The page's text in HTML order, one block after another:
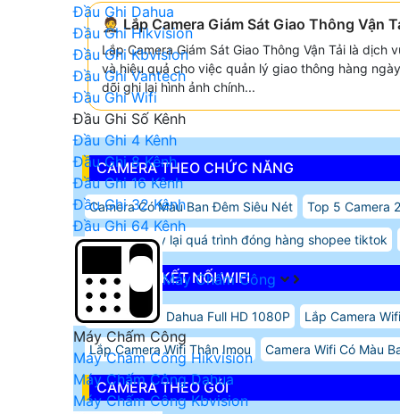
Đầu Ghi Dahua
Đầu Ghi Hikvision
Đầu Ghi Kbvision
Đầu Ghi Vantech
Đầu Ghi Wifi
Đầu Ghi Số Kênh
Đầu Ghi 4 Kênh
Đầu Ghi 8 Kênh
Đầu Ghi 16 Kênh
Đầu Ghi 32 Kênh
Đầu Ghi 64 Kênh
Máy Chấm Công
Máy Chấm Công
Máy Chấm Công Hikvision
Máy Chấm Công Dahua
Máy Chấm Công Kbvision
🤵 Lắp Camera Giám Sát Giao Thông Vận
Lắp Camera Giám Sát Giao Thông Vận Tải là dịch
và hiệu quả cho việc quản lý giao thông hàng
dõi ghi lại hình ảnh chính...
CAMERA THEO CHỨC NĂNG
Camera Có Màu Ban Đêm Siêu Nét Top 5 Camera
camera quay lại quá trình đóng hàng shopee tiktok
CAMERA KẾT NỐI WIFI
Camera Wifii Dahua Full HD 1080P Lắp Camera
Lắp Camera Wifi Thân Imou Camera Wifi Có Màu
CAMERA THEO GÓI